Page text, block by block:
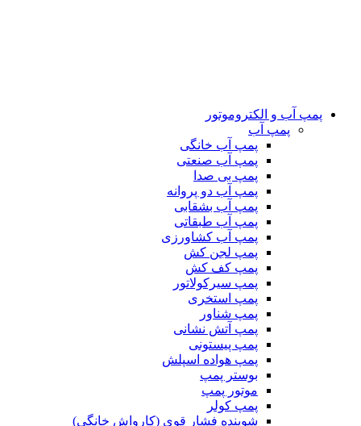
پمپ آب و الکتروموتور
پمپ آب
پمپ آب خانگی
پمپ آب صنعتی
پمپ بی صدا
پمپ آب دو پروانه
پمپ آب بشقابی
پمپ آب طبقاتی
پمپ آب کشاورزی
پمپ لجن کش
پمپ کف کش
پمپ سیرکولاتور
پمپ استخری
پمپ شناور
پمپ آتش نشانی
پمپ پیستونی
پمپ هواده اسپلش
بوستر پمپ
موتور پمپ
پمپ کولر
شوینده فشار قوی (کارواش خانگی)